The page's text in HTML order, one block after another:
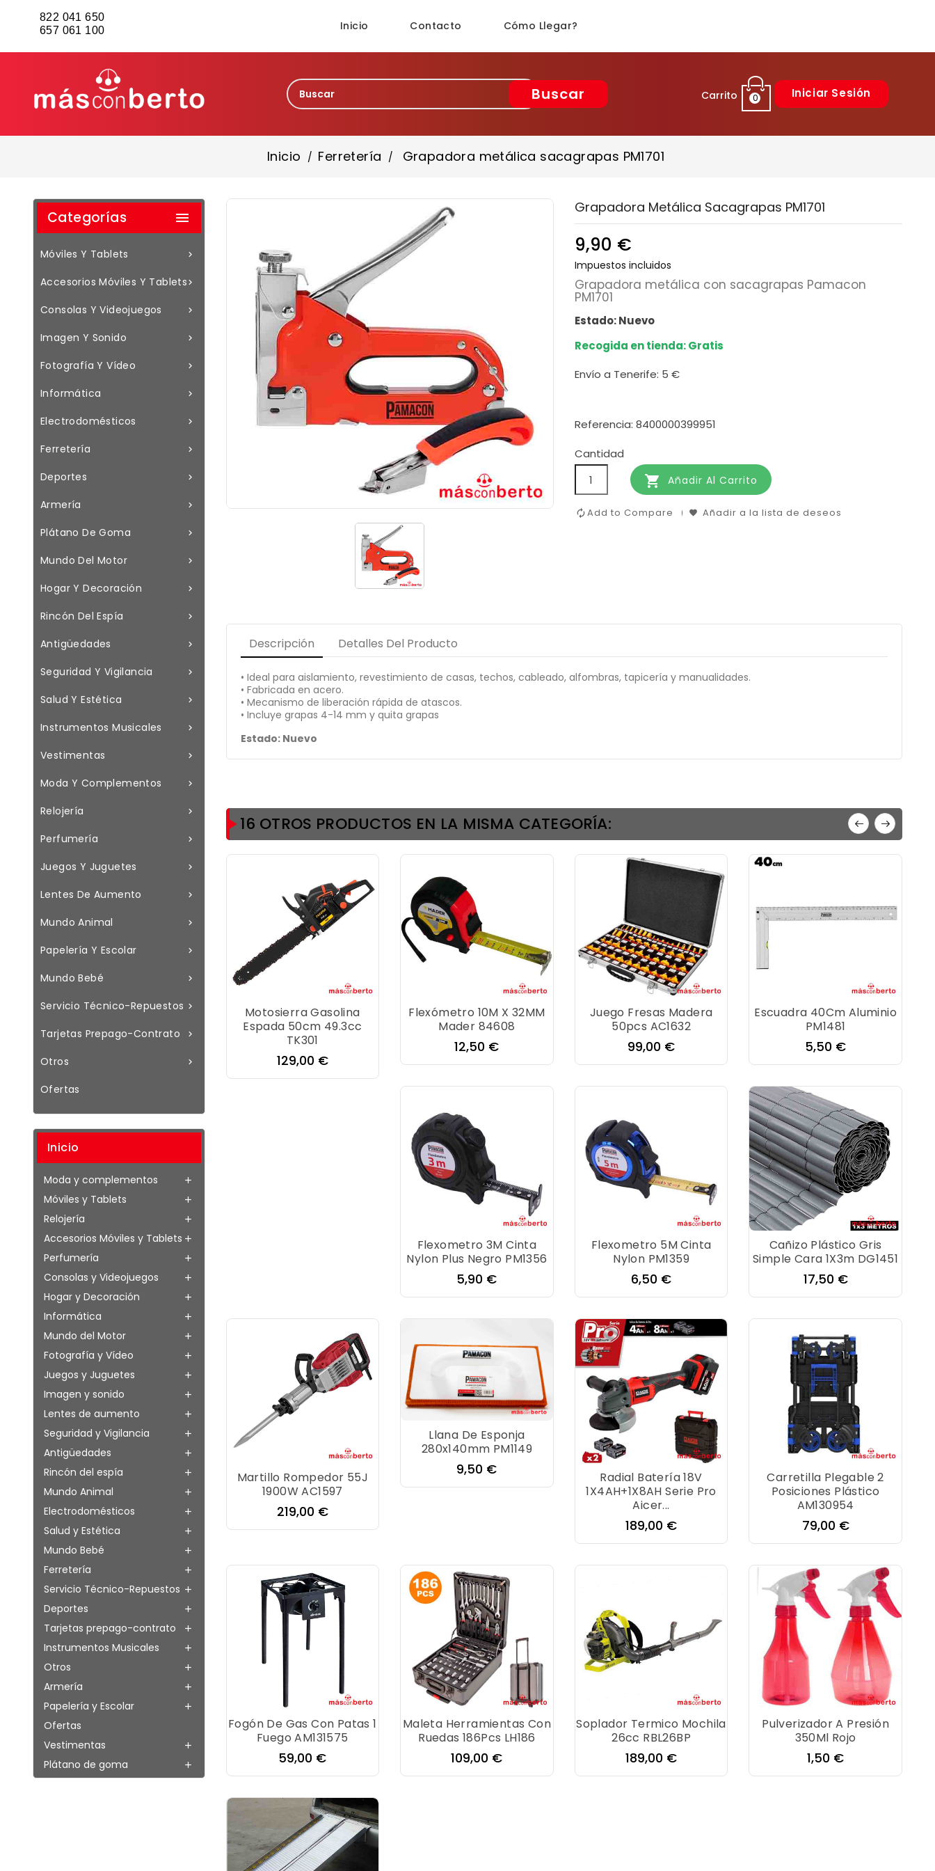
822 041 650
657 061 100
Inicio Contacto Cómo Llegar?
Iniciar Sesión
Carrito 0
Buscar
Inicio Ferretería Grapadora metálica sacagrapas PM1701
Categorías 

Móviles Y Tablets

Accesorios Móviles Y Tablets

Consolas Y Videojuegos

Imagen Y Sonido

Fotografía Y Vídeo

Informática

Electrodomésticos

Ferretería

Deportes

Armería

Plátano De Goma

Mundo Del Motor

Hogar Y Decoración

Rincón Del Espía

Antigüedades

Seguridad Y Vigilancia

Salud Y Estética

Instrumentos Musicales

Vestimentas

Moda Y Complementos

Relojería

Perfumería

Juegos Y Juguetes

Lentes De Aumento

Mundo Animal

Papelería Y Escolar

Mundo Bebé

Servicio Técnico-Repuestos

Tarjetas Prepago-Contrato

Otros
Ofertas
Inicio
Moda y complementos 
Móviles y Tablets 
Relojería 
Accesorios Móviles y Tablets 
Perfumería 
Consolas y Videojuegos 
Hogar y Decoración 
Informática 
Mundo del Motor 
Fotografía y Vídeo 
Juegos y Juguetes 
Imagen y sonido 
Lentes de aumento 
Seguridad y Vigilancia 
Antigüedades 
Rincón del espía 
Mundo Animal 
Electrodomésticos 
Salud y Estética 
Mundo Bebé 
Ferretería 
Servicio Técnico-Repuestos 
Deportes 
Tarjetas prepago-contrato 
Instrumentos Musicales 
Otros 
Armería 
Papelería y Escolar 
Ofertas
Vestimentas

Plátano de goma 
Grapadora Metálica Sacagrapas PM1701
9,90 €
Impuestos incluidos
Grapadora metálica con sacagrapas Pamacon
PM1701
Estado: Nuevo
Recogida en tienda: Gratis
Envío a Tenerife: 5 €
Referencia: 8400000399951
Cantidad
 Añadir Al Carrito
Add to Compare Añadir a la lista de deseos
Descripción Detalles Del Producto
• Ideal para aislamiento, revestimiento de casas, techos, cableado, alfombras, tapicería y manualidades.
• Fabricada en acero.
• Mecanismo de liberación rápida de atascos.
• Incluye grapas 4-14 mm y quita grapas
Estado: Nuevo
16 OTROS PRODUCTOS EN LA MISMA CATEGORÍA:
Motosierra Gasolina
Espada 50cm 49.3cc
TK301
Precio
129,00 €
Flexómetro 10M X 32MM
Mader 84608
Precio
12,50 €
Juego Fresas Madera
50pcs AC1632
Precio
99,00 €
Escuadra 40Cm Aluminio
PM1481
Precio
5,50 €
Flexometro 3M Cinta
Nylon Plus Negro PM1356
Precio
5,90 €
Flexometro 5M Cinta
Nylon PM1359
Precio
6,50 €
Cañizo Plástico Gris
Simple Cara 1X3m DG1451
Precio
17,50 €
Martillo Rompedor 55J
1900W AC1597
Precio
219,00 €
Llana De Esponja
280x140mm PM1149
Precio
9,50 €
Radial Batería 18V
1X4AH+1X8AH Serie Pro
Aicer...
Precio
189,00 €
Carretilla Plegable 2
Posiciones Plástico
AM130954
Precio
79,00 €
Fogón De Gas Con Patas 1
Fuego AM131575
Precio
59,00 €
Maleta Herramientas Con
Ruedas 186Pcs LH186
Precio
109,00 €
Soplador Termico Mochila
26cc RBL26BP
Precio
189,00 €
Pulverizador A Presión
350Ml Rojo
Precio
1,50 €